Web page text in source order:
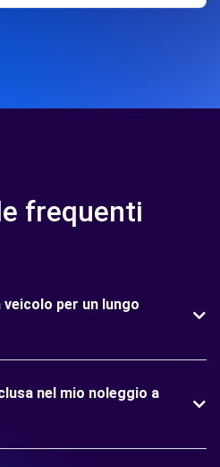
frequenti
per un lungo
nel mio noleggio a